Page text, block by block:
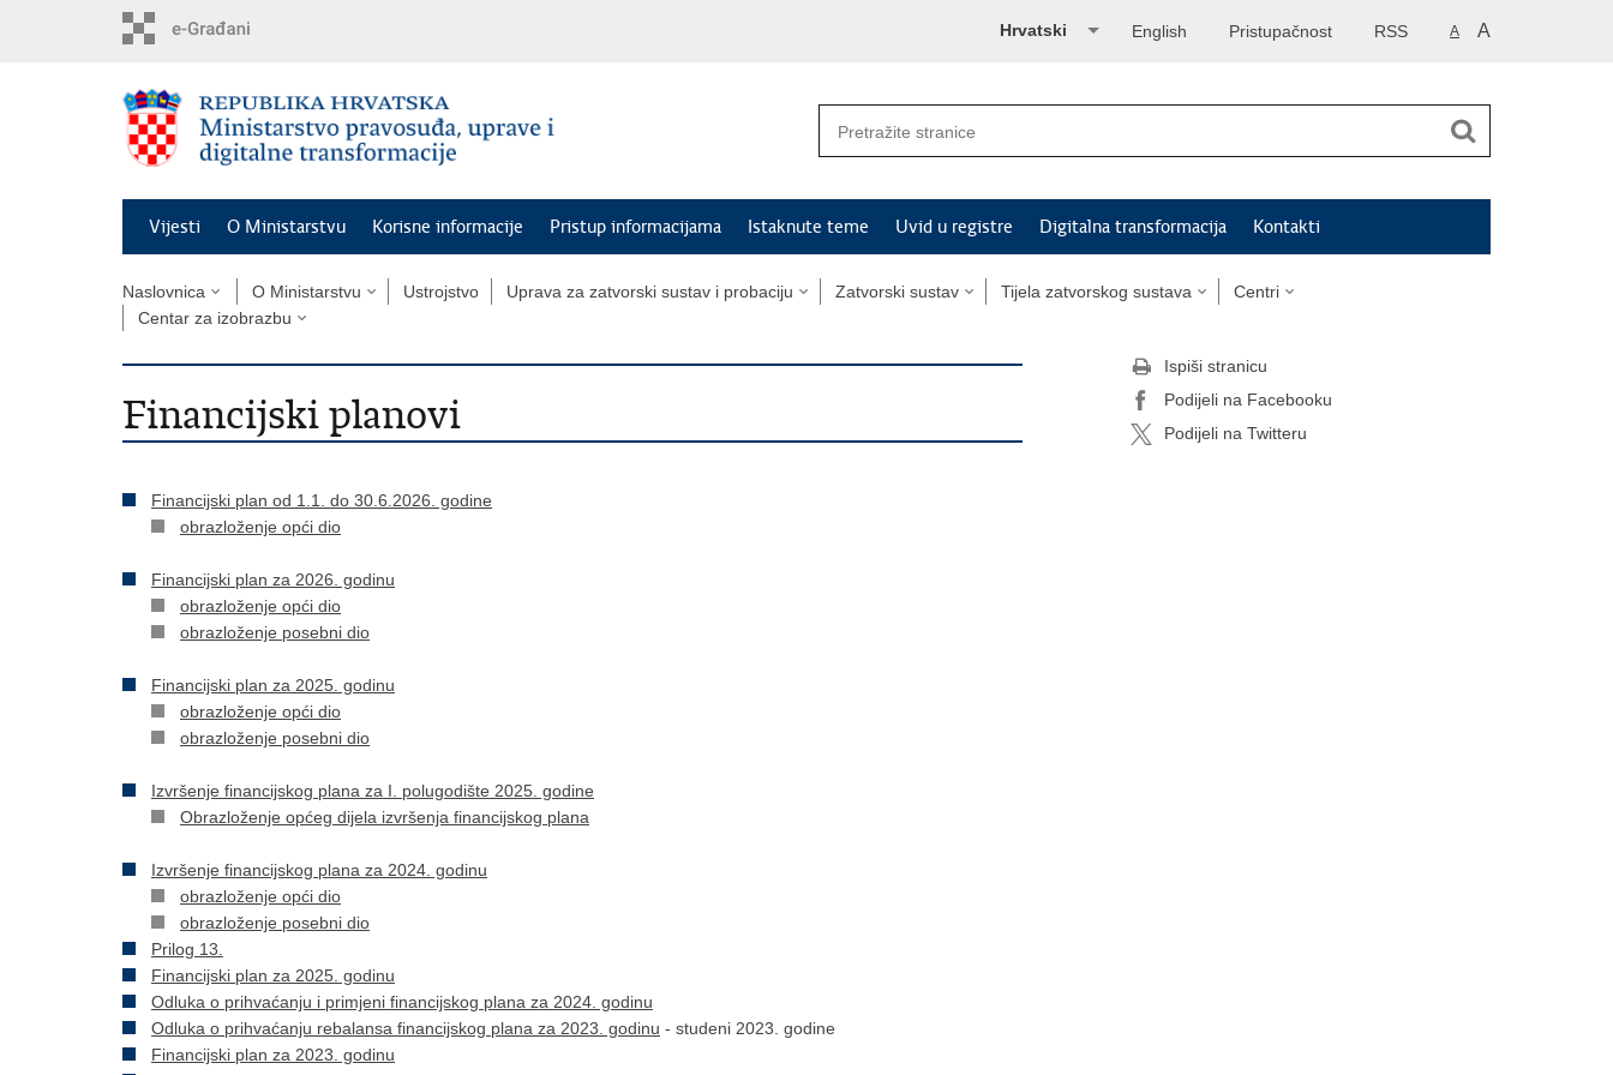
A A
RSS
Pristupačnost
English
Hrvatski
Vijesti O Ministarstvu Korisne informacije Pristup informacijama Istaknute teme Uvid u registre Digitalna transformacija Kontakti
Naslovnica O Ministarstvu Ustrojstvo Uprava za zatvorski sustav i probaciju Zatvorski sustav Tijela zatvorskog sustava
Centri
Centar za izobrazbu
Financijski planovi
Financijski plan od 1.1. do 30.6.2026. godine
obrazloženje opći dio
​Financijski plan za 2026. godinu
obrazloženje opći dio
obrazloženje posebni dio
Financijski plan za 2025. godinu
obrazloženje opći dio
obrazloženje posebni dio
Izvršenje financijskog plana za I. polugodište 2025. godine
Obrazloženje općeg dijela izvršenja financijskog plana
Izvršenje financijskog plana za 2024. godinu
obrazloženje opći dio
obrazloženje posebni dio
Prilog 13.
Financijski plan za 2025. godinu
Odluka o prihvaćanju i primjeni financijskog plana za 2024. godinu
Odluka o prihvaćanju rebalansa financijskog plana za 2023. godinu - studeni 2023. godine
Financijski plan za 2023. godinu
Ispiši stranicu
Podijeli na Facebooku
Podijeli na Twitteru